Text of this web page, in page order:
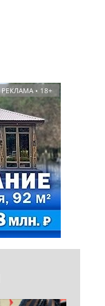
РЕКЛАМА • 18+